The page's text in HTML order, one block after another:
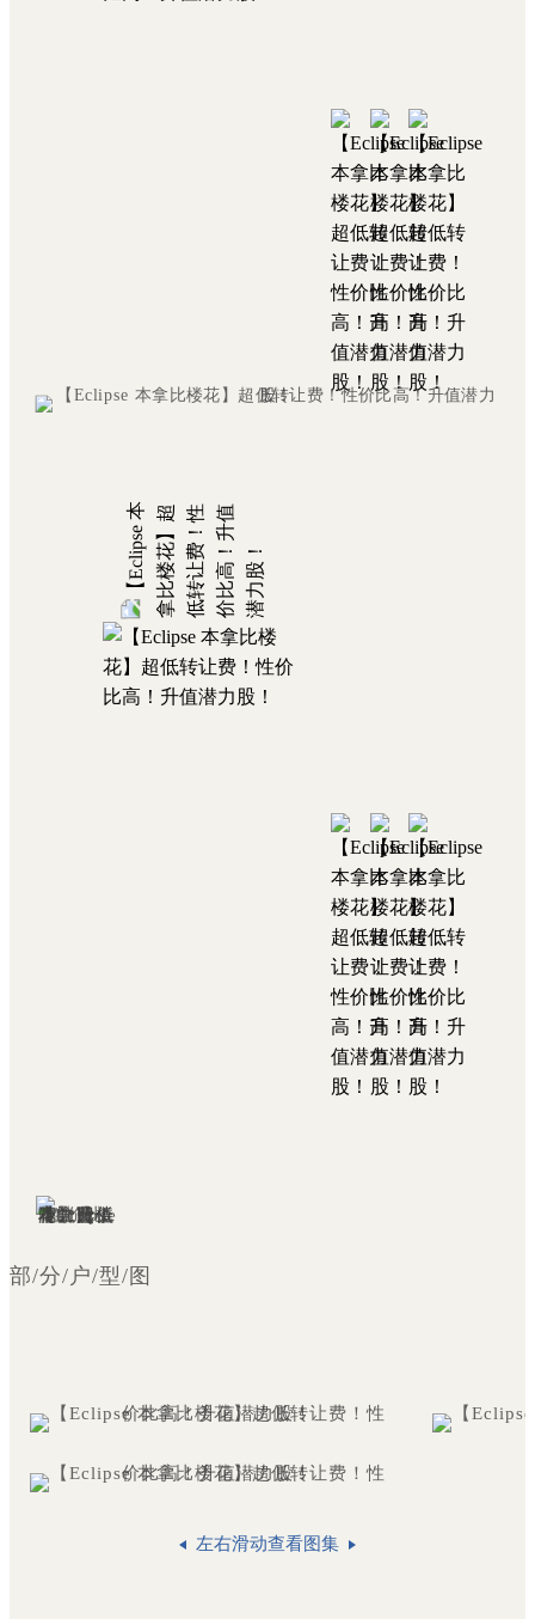
部/分/户/型/图
左右滑动查看图集